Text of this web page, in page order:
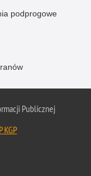
podprogowe
Publicznej
KGP